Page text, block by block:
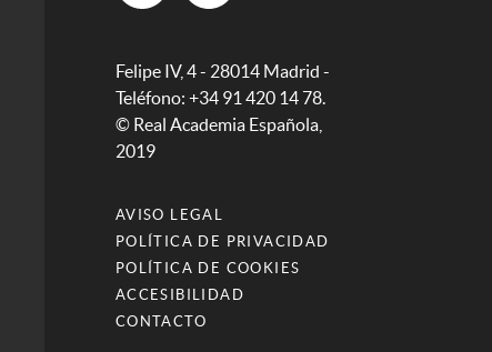
Felipe IV, 4 - 28014 Madrid -
Teléfono: +34 91 420 14 78.
© Real Academia Española,
2019
AVISO LEGAL
POLÍTICA DE PRIVACIDAD
POLÍTICA DE COOKIES
ACCESIBILIDAD
CONTACTO